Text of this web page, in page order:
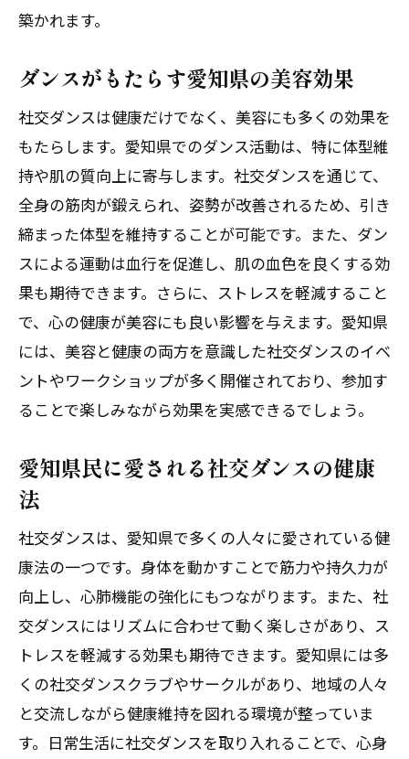
愛知県で生き生きとするためのダンスレ
ダンスを通じた愛知県の生活向上
社交ダンスで愛知県の日常に輝きを
愛知県の社交ダンスイベント情報
ダンスが愛知県に与えるポジティブな影
響
エレガントな社交ダンスで愛知県の健康コミ
ュニティに参加しよう
愛知県の社交ダンスクラブ紹介
エレガントなダンスで愛知県の友達作り
社交ダンスのコミュニティ活動 in 愛知県
健康コミュニティとしての愛知県の社交
ダンス
社交ダンスで愛知県の輪を広げる
社交ダンスがもたらす愛知県での健康と幸せ
ダンスによる愛知県の健康増進法
社交ダンスが愛知県の幸福度を向上させ
る理由
愛知県でのダンスの健康効果
社交ダンスを愛知県で始めることで得ら
築かれます。
ダンスがもたらす愛知県の美容効果
社交ダンスは健康だけでなく、美容にも多くの効果を
もたらします。愛知県でのダンス活動は、特に体型維
持や肌の質向上に寄与します。社交ダンスを通じて、
全身の筋肉が鍛えられ、姿勢が改善されるため、引き
締まった体型を維持することが可能です。また、ダン
スによる運動は血行を促進し、肌の血色を良くする効
果も期待できます。さらに、ストレスを軽減すること
で、心の健康が美容にも良い影響を与えます。愛知県
には、美容と健康の両方を意識した社交ダンスのイベ
ントやワークショップが多く開催されており、参加す
ることで楽しみながら効果を実感できるでしょう。
愛知県民に愛される社交ダンスの健康
法
社交ダンスは、愛知県で多くの人々に愛されている健
康法の一つです。身体を動かすことで筋力や持久力が
向上し、心肺機能の強化にもつながります。また、社
交ダンスにはリズムに合わせて動く楽しさがあり、ス
トレスを軽減する効果も期待できます。愛知県には多
くの社交ダンスクラブやサークルがあり、地域の人々
と交流しながら健康維持を図れる環境が整っていま
す。日常生活に社交ダンスを取り入れることで、心身